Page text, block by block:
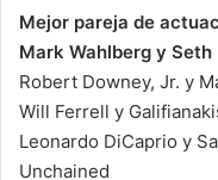
Mejor pareja de
Mark Wahlberg y Seth
Robert Downey, Jr. y
Will Ferrell y
Leonardo DiCaprio y
Unchained